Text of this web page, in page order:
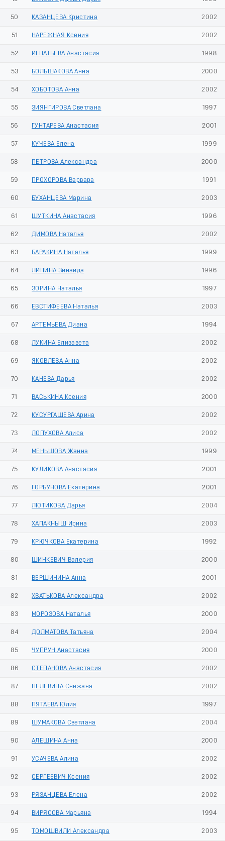
50 КАЗАНЦЕВА Кристина 2002
51 НАРЕЖНАЯ Ксения 2002
52 ИГНАТЬЕВА Анастасия 1998
53 БОЛЬШАКОВА Анна 2000
54 ХОБОТОВА Анна 2002
55 ЗИЯНГИРОВА Светлана 1997
56 ГУНТАРЕВА Анастасия 2001
57 КУЧЕВА Елена 1999
58 ПЕТРОВА Александра 2000
59 ПРОХОРОВА Варвара 1991
60 БУХАНЦЕВА Марина 2003
61 ШУТКИНА Анастасия 1996
62 ДИМОВА Наталья 2002
63 БАРАКИНА Наталья 1999
64 ЛИПИНА Зинаида 1996
65 ЗОРИНА Наталья 1997
66 ЕВСТИФЕЕВА Наталья 2003
67 АРТЕМЬЕВА Диана 1994
68 ЛУКИНА Елизавета 2002
69 ЯКОВЛЕВА Анна 2002
70 КАНЕВА Дарья 2002
71 ВАСЬКИНА Ксения 2000
72 КУСУРГАШЕВА Арина 2002
73 ЛОПУХОВА Алиса 2002
74 МЕНЬШОВА Жанна 1999
75 КУЛИКОВА Анастасия 2001
76 ГОРБУНОВА Екатерина 2001
77 ЛЮТИКОВА Дарья 2004
78 ХАПАКНЫШ Ирина 2003
79 КРЮЧКОВА Екатерина 1992
80 ШИНКЕВИЧ Валерия 2000
81 ВЕРШИНИНА Анна 2001
82 ХВАТЬКОВА Александра 2002
83 МОРОЗОВА Наталья 2000
84 ДОЛМАТОВА Татьяна 2004
85 ЧУПРУН Анастасия 2000
86 СТЕПАНОВА Анастасия 2002
87 ПЕЛЕВИНА Снежана 2002
88 ПЯТАЕВА Юлия 1997
89 ШУМАКОВА Светлана 2004
90 АЛЕШИНА Анна 2000
91 УСАЧЕВА Алина 2002
92 СЕРГЕЕВИЧ Ксения 2002
93 РЯЗАНЦЕВА Елена 2002
94 ВИРЯСОВА Марьяна 1994
95 ТОМОШВИЛИ Александра 2003